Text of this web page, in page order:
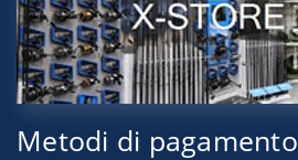
Metodi di pagamento